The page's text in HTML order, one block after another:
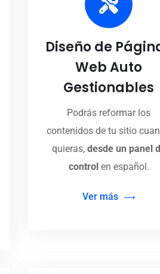
Diseño de
Web Auto
Gestionables
Podrás reformar los
contenidos de tu sitio
quieras, desde un panel
controlen español.
Ver más